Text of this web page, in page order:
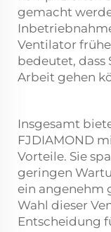
gemacht
Ventilator
bedeutet, dass
Arbeit gehen
Insgesamt
FJDIAMOND
Vorteile. Sie
geringen
ein angenehm
Wahl dieser
Entscheidung